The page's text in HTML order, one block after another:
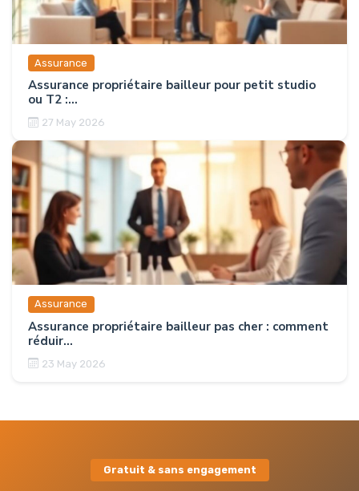
Assurance
Assurance propriétaire bailleur pour petit studio
ou T2 :...
27 May 2026
Assurance
Assurance propriétaire bailleur pas cher : comment
réduir...
23 May 2026
Gratuit & sans engagement